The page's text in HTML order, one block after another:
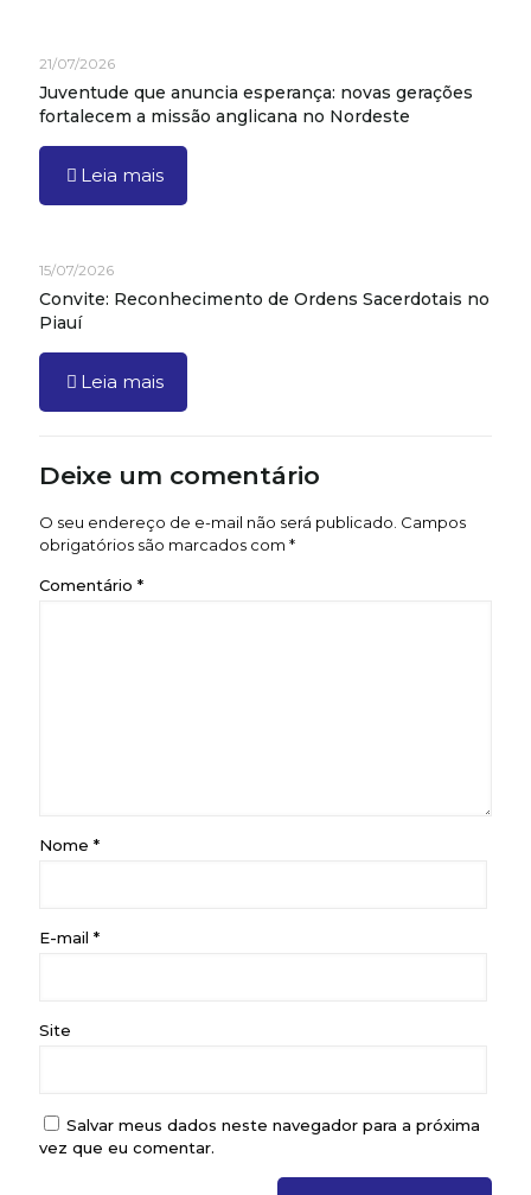
21/07/2026
Juventude que anuncia esperança: novas gerações
fortalecem a missão anglicana no Nordeste
Leia mais
15/07/2026
Convite: Reconhecimento de Ordens Sacerdotais no
Piauí
Leia mais
Deixe um comentário
O seu endereço de e-mail não será publicado. Campos
obrigatórios são marcados com *
Comentário *
Nome *
E-mail *
Site
Salvar meus dados neste navegador para a próxima
vez que eu comentar.